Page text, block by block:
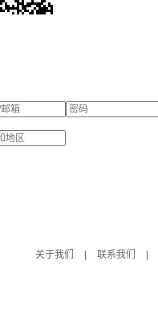
关于我们
联系我们